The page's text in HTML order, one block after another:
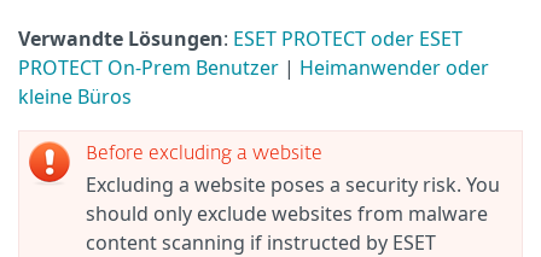
Verwandte Lösungen: ESET PROTECT oder ESET
PROTECT On-Prem Benutzer | Heimanwender oder
kleine Büros
Before excluding a website
Excluding a website poses a security risk. You
should only exclude websites from malware
content scanning if instructed by ESET